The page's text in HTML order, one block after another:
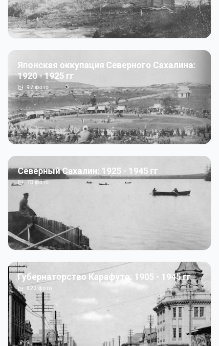
Японская оккупация Северного Сахалина:
1920 - 1925 гг
97 фото
Северный Сахалин: 1925 - 1945 гг
73фото
Губернаторство Карафуто: 1905 - 1945 гг
820 фото